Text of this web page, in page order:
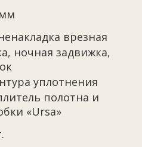
врезная
ночная задвижка,
уплотнения
полотна и
«Ursa»